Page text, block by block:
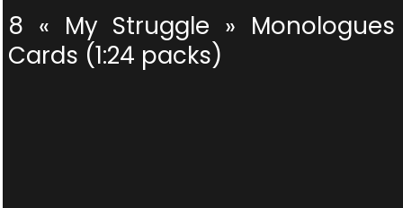
8 « My Struggle » Monologues
Cards (1:24 packs)